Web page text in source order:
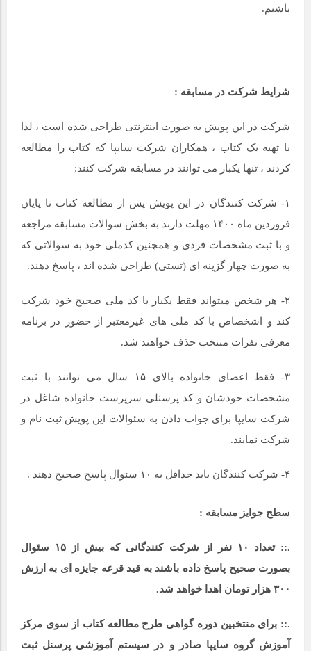
باشیم.
شرایط شرکت در مسابقه :
شرکت در این پویش به صورت اینترنتی طراحی شده است ، لذا
با تهیه یک کتاب ، همکاران شرکت سایپا که کتاب را مطالعه
کردند ، تنها یکبار می توانند در مسابقه شرکت کنند:
۱- شرکت کنندگان در این پویش پس از مطالعه کتاب تا پایان
فروردین ماه ۱۴۰۰ مهلت دارند به بخش سوالات مسابقه مراجعه
و با ثبت مشخصات فردی و همچنین کدملی خود به سوالاتی که
به صورت چهار گزینه ای (تستی) طراحی شده اند ، پاسخ دهند.
۲- هر شخص میتواند فقط یکبار با کد ملی صحیح خود شرکت
کند و اشخصاص با کد ملی های غیرمعتبر از حضور در برنامه
معرفی نفرات منتخب حذف خواهند شد.
۳- فقط اعضای خانواده بالای ۱۵ سال می توانند با ثبت
مشخصات خودشان و کد پرسنلی سرپرست خانواده شاغل در
شرکت سایپا برای جواب دادن به سئوالات این پویش ثبت نام و
شرکت نمایند.
۴- شرکت کنندگان باید حداقل به ۱۰ سئوال پاسخ صحیح دهند .
سطح جوایز مسابقه :
.:: تعداد ۱۰ نفر از شرکت کنندگانی که بیش از ۱۵ سئوال
بصورت صحیح پاسخ داده باشند به قید قرعه جایزه ای به ارزش
۳۰۰ هزار تومان اهدا خواهد شد.
.:: برای منتخبین دوره گواهی طرح مطالعه کتاب از سوی مرکز
آموزش گروه سایپا صادر و در سیستم آموزشی پرسنل ثبت